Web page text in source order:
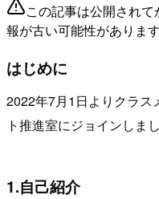
この記事は公開され
報が古い可能性がありま
はじめに
2022年7月1日よりクラス
ト推進室にジョインしま
1.自己紹介